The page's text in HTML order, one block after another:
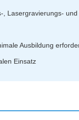
Lasergravierungs-
Ausbildung
Einsatz